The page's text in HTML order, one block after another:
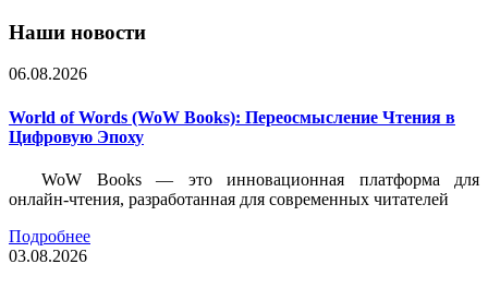
Наши новости
06.08.2026
World of Words (WoW Books): Переосмысление Чтения в
Цифровую Эпоху
WoW Books — это инновационная платформа для
онлайн-чтения, разработанная для современных читателей
Подробнее
03.08.2026